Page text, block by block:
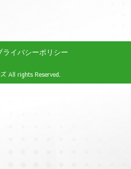
ライバシーポリシー
All rights Reserved.